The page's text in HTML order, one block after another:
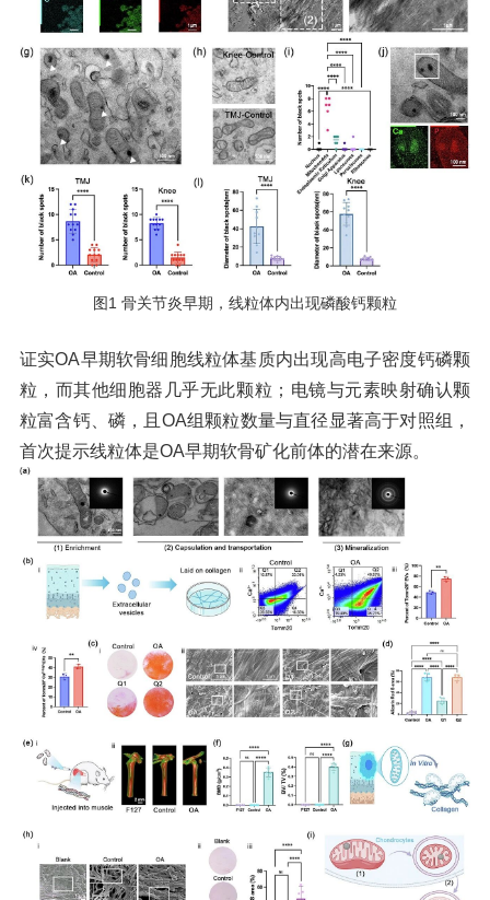
图1 骨关节炎早期，线粒体内出现磷酸钙颗粒
证实OA早期软骨细胞线粒体基质内出现高电子密度钙磷颗
粒，而其他细胞器几乎无此颗粒；电镜与元素映射确认颗
粒富含钙、磷，且OA组颗粒数量与直径显著高于对照组，
首次提示线粒体是OA早期软骨矿化前体的潜在来源。